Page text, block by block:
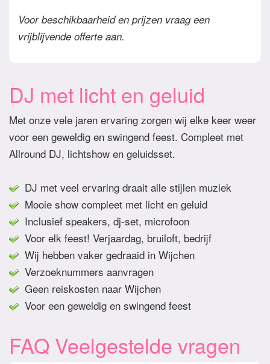
Voor beschikbaarheid en prijzen vraag een
vrijblijvende offerte aan.
DJ met licht en geluid
Met onze vele jaren ervaring zorgen wij elke keer weer
voor een geweldig en swingend feest. Compleet met
Allround DJ, lichtshow en geluidsset.
DJ met veel ervaring draait alle stijlen muziek
Mooie show compleet met licht en geluid
Inclusief speakers, dj-set, microfoon
Voor elk feest! Verjaardag, bruiloft, bedrijf
Wij hebben vaker gedraaid in Wijchen
Verzoeknummers aanvragen
Geen reiskosten naar Wijchen
Voor een geweldig en swingend feest
FAQ Veelgestelde vragen